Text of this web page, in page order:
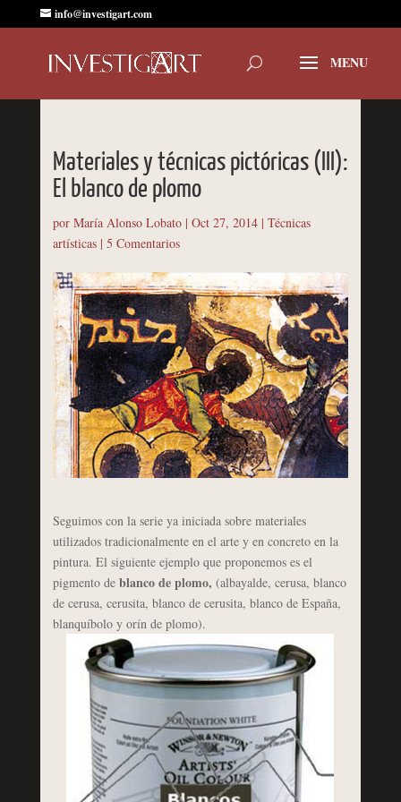
info@investigart.com
Materiales y técnicas pictóricas (III):
El blanco de plomo
por María Alonso Lobato| Oct 27, 2014| Técnicas
artísticas| 5 Comentarios
Seguimos con la serie ya iniciada sobre materiales
utilizados tradicionalmente en el arte y en concreto en la
pintura. El siguiente ejemplo que proponemos es el
pigmento de blanco de plomo, (albayalde, cerusa, blanco
de cerusa, cerusita, blanco de cerusita, blanco de España,
blanquíbolo y orín de plomo).